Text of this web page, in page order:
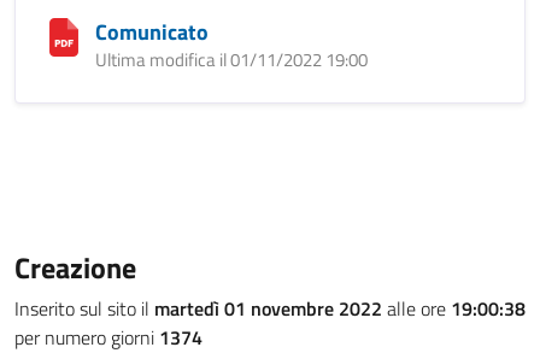
Comunicato
Ultima modifica il 01/11/2022 19:00
Creazione
Inserito sul sito il martedì 01 novembre 2022 alle ore 19:00:38
per numero giorni 1374